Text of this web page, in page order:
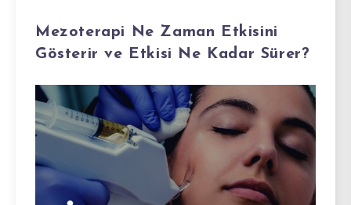
Mezoterapi Ne Zaman Etkisini
Gösterir ve Etkisi Ne Kadar Sürer?